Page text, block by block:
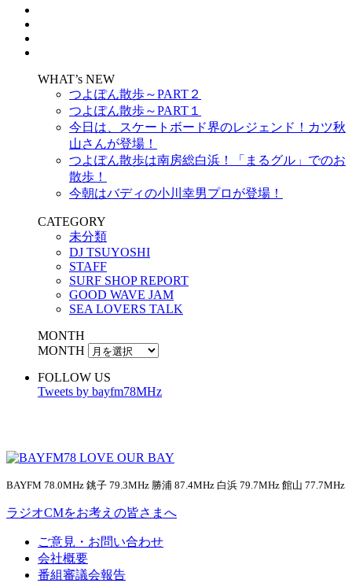
WHAT’s NEW
つよぽん散歩～PART２
つよぽん散歩～PART１
今日は、スケートボード界のレジェンド！カツ秋
山さんが登場！
つよぽん散歩は南房総白浜！「まるグル」でのお
散歩！
今朝はバディの小川幸男プロが登場！
CATEGORY
未分類
DJ TSUYOSHI
STAFF
SURF SHOP REPORT
GOOD WAVE JAM
SEA LOVERS TALK
MONTH
MONTH
FOLLOW US
Tweets by bayfm78MHz
BAYFM 78.0MHz 銚子 79.3MHz 勝浦 87.4MHz 白浜 79.7MHz 館山 77.7MHz
ラジオCMをお考えの皆さまへ
ご意見・お問い合わせ
会社概要
番組審議会報告